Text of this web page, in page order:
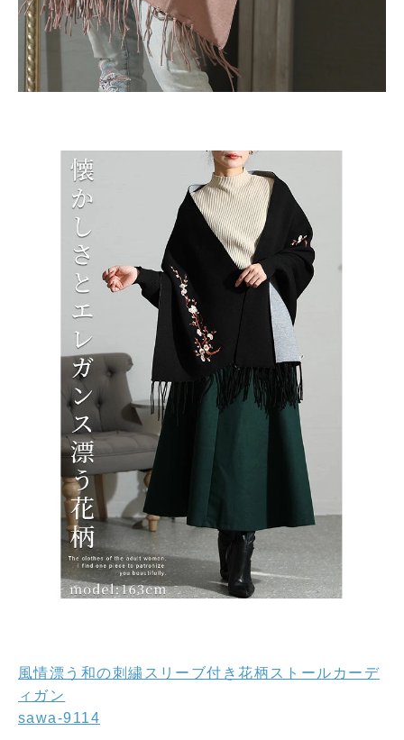
風情漂う和の刺繍スリーブ付き花柄ストールカーデ
ィガン
sawa-9114